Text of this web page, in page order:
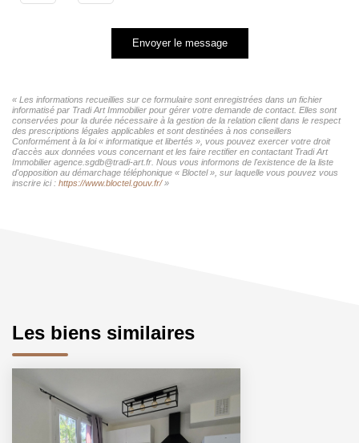
Envoyer le message
« Les informations recueillies sur ce formulaire sont enregistrées dans un fichier
informatisé par Tradi Art Immobilier pour gérer votre demande de contact. Elles sont
conservées pour la durée nécessaire à la gestion de la relation client dans le respect
des prescriptions légales applicables et sont destinées à nos conseillers
Conformément à la loi « informatique et libertés », vous pouvez exercer votre droit
d'accès aux données vous concernant et les faire rectifier en contactant Tradi Art
Immobilier agence.sgdb@tradi-art.fr. Nous vous informons de l'existence de la liste
d'opposition au démarchage téléphonique « Bloctel », sur laquelle vous pouvez vous
inscrire ici : https://www.bloctel.gouv.fr/»
Les biens similaires